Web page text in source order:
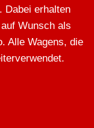
Dabei erhalten
Wunsch als
Alle Wagens, die